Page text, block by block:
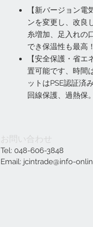
【新バージョン
ンを変更し、改良
糸増加、足入れの
でき保温性も最高！
【安全保護・省
置可能です、時間
ットはPSE認証済
回線保護、過熱保。
お問い合わせ
Tel: 048-606-3848
Email: jcintrade@info-